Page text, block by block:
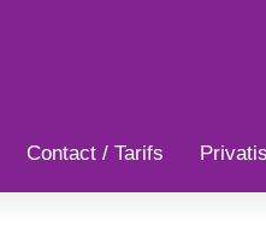
Contact / Tarifs